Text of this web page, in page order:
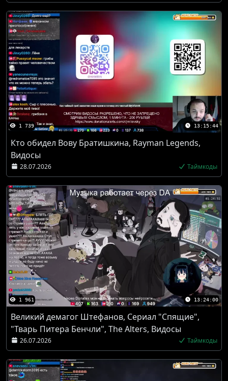
1 739 13:15:44
Кто обидел Вову Братишкина, Rayman Legends,
Видосы
28.07.2026 Таймкоды
1 961 13:24:00
Великий демагог Штефанов, Сериал "Спящие",
"Тварь Питера Бенчли", The Alters, Видосы
26.07.2026 Таймкоды